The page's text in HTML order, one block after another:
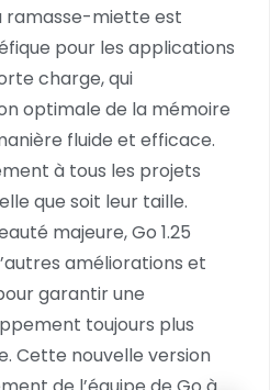
ramasse-miette est
pour les applications
charge, qui
optimale de la mémoire
fluide et efficace.
à tous les projets
que soit leur taille.
majeure, Go 1.25
améliorations et
garantir une
toujours plus
Cette nouvelle version